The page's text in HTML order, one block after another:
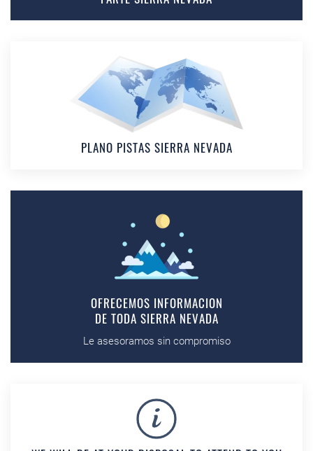
PLANO PISTAS SIERRA NEVADA
OFRECEMOS INFORMACION
DE TODA SIERRA NEVADA
Le asesoramos sin compromiso